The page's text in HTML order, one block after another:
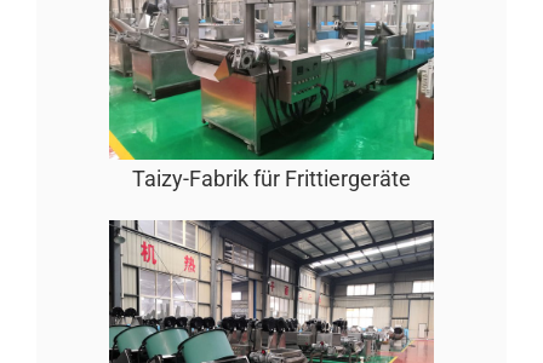
Taizy-Fabrik für Frittiergeräte